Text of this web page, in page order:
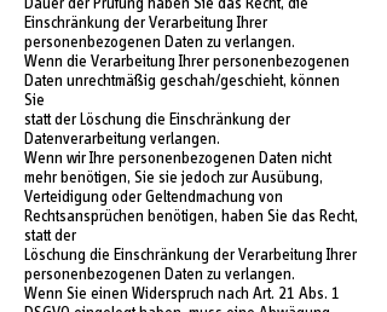
Einschränkung der Verarbeitung Ihrer
personenbezogenen Daten zu verlangen.
Wenn die Verarbeitung Ihrer personenbezogenen
Daten unrechtmäßig geschah/geschieht, können
Sie
statt der Löschung die Einschränkung der
Datenverarbeitung verlangen.
Wenn wir Ihre personenbezogenen Daten nicht
mehr benötigen, Sie sie jedoch zur Ausübung,
Verteidigung oder Geltendmachung von
Rechtsansprüchen benötigen, haben Sie das Recht,
statt der
Löschung die Einschränkung der Verarbeitung Ihrer
personenbezogenen Daten zu verlangen.
Wenn Sie einen Widerspruch nach Art. 21 Abs. 1